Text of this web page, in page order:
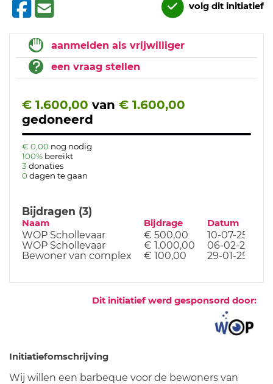
volg dit initiatief
aanmelden als vrijwilliger
een vraag stellen
€ 1.600,00 van € 1.600,00
gedoneerd
€ 0,00 nog nodig
100% bereikt
3 donaties
0 dagen te gaan
Bijdragen (3)
Naam Bijdrage Datum
WOP Schollevaar € 500,00
10-07-25
WOP Schollevaar
€ 1.000,00
06-02-25
Bewoner van complex
€ 100,00 29-01-25
Dit initiatief werd gesponsord door:
Initiatiefomschrijving
Wij willen een barbeque voor de bewoners van